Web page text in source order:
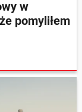
w
pomyliłem